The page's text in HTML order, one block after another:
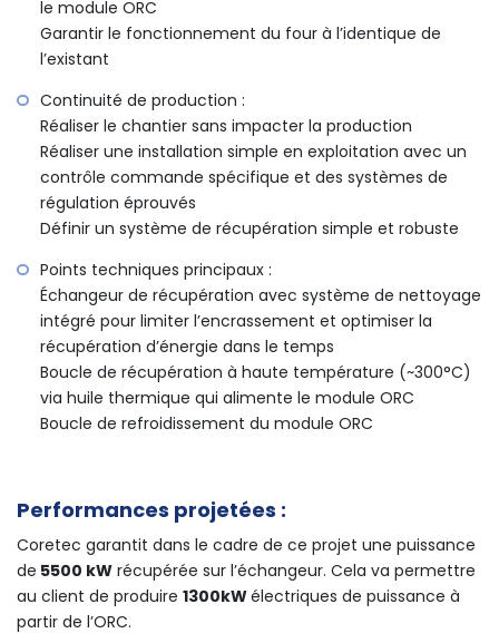
le module ORC
Garantir le fonctionnement du four à l’identique de
l’existant
Continuité de production :
Réaliser le chantier sans impacter la production
Réaliser une installation simple en exploitation avec un
contrôle commande spécifique et des systèmes de
régulation éprouvés
Définir un système de récupération simple et robuste
Points techniques principaux :
Échangeur de récupération avec système de nettoyage
intégré pour limiter l’encrassement et optimiser la
récupération d’énergie dans le temps
Boucle de récupération à haute température (~300°C)
via huile thermique qui alimente le module ORC
Boucle de refroidissement du module ORC
Performances projetées :
Coretec garantit dans le cadre de ce projet une puissance
de 5500 kW récupérée sur l’échangeur. Cela va permettre
au client de produire 1300kWélectriques de puissance à
partir de l’ORC.